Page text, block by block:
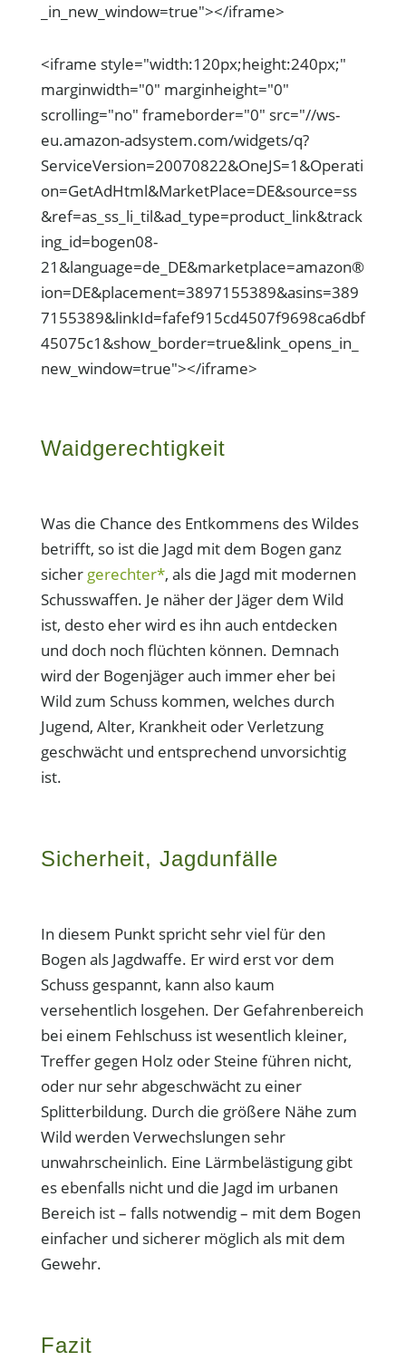
_in_new_window=true"></iframe>
<iframe style="width:120px;height:240px;"
marginwidth="0" marginheight="0"
scrolling="no" frameborder="0" src="//ws-
eu.amazon-adsystem.com/widgets/q?
ServiceVersion=20070822&OneJS=1&Operati
on=GetAdHtml&MarketPlace=DE&source=ss
&ref=as_ss_li_til&ad_type=product_link&track
ing_id=bogen08-
21&language=de_DE&marketplace=amazon®
ion=DE&placement=3897155389&asins=389
7155389&linkId=fafef915cd4507f9698ca6dbf
45075c1&show_border=true&link_opens_in_
new_window=true"></iframe>
Waidgerechtigkeit
Was die Chance des Entkommens des Wildes
betrifft, so ist die Jagd mit dem Bogen ganz
sicher gerechter*, als die Jagd mit modernen
Schusswaffen. Je näher der Jäger dem Wild
ist, desto eher wird es ihn auch entdecken
und doch noch flüchten können. Demnach
wird der Bogenjäger auch immer eher bei
Wild zum Schuss kommen, welches durch
Jugend, Alter, Krankheit oder Verletzung
geschwächt und entsprechend unvorsichtig
ist.
Sicherheit, Jagdunfälle
In diesem Punkt spricht sehr viel für den
Bogen als Jagdwaffe. Er wird erst vor dem
Schuss gespannt, kann also kaum
versehentlich losgehen. Der Gefahrenbereich
bei einem Fehlschuss ist wesentlich kleiner,
Treffer gegen Holz oder Steine führen nicht,
oder nur sehr abgeschwächt zu einer
Splitterbildung. Durch die größere Nähe zum
Wild werden Verwechslungen sehr
unwahrscheinlich. Eine Lärmbelästigung gibt
es ebenfalls nicht und die Jagd im urbanen
Bereich ist – falls notwendig – mit dem Bogen
einfacher und sicherer möglich als mit dem
Gewehr.
Fazit